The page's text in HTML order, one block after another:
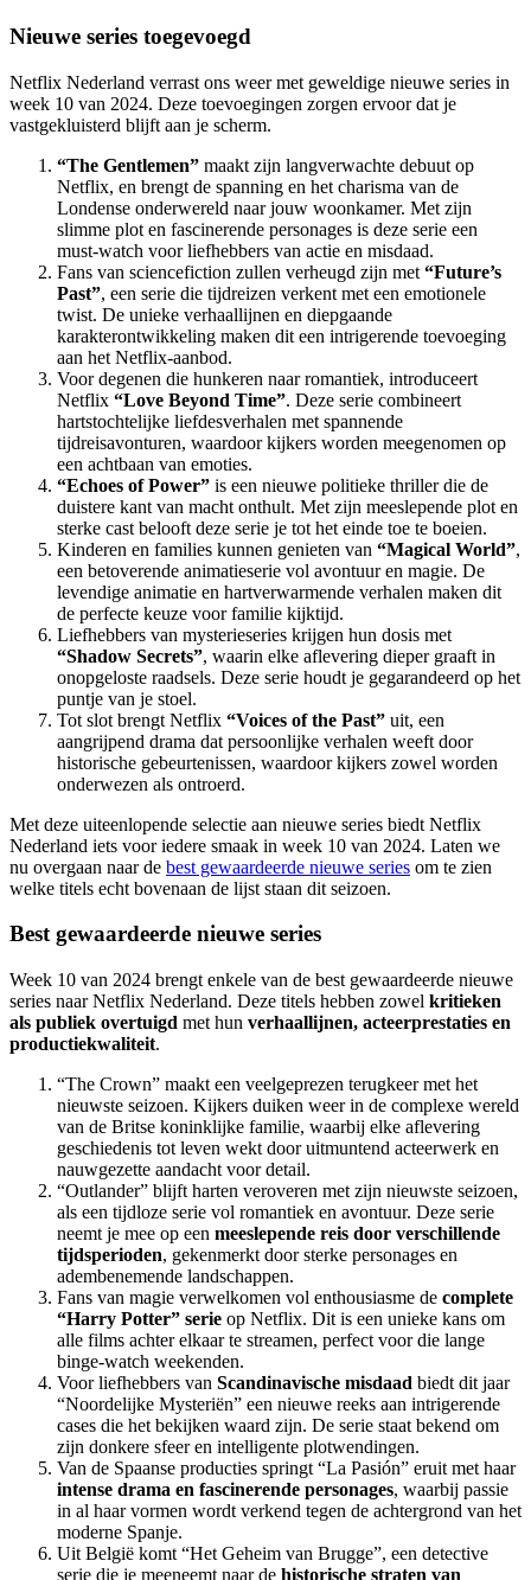
Nieuwe series toegevoegd
Netflix Nederland verrast ons weer met geweldige nieuwe series in
week 10 van 2024. Deze toevoegingen zorgen ervoor dat je
vastgekluisterd blijft aan je scherm.
“The Gentlemen” maakt zijn langverwachte debuut op
Netflix, en brengt de spanning en het charisma van de
Londense onderwereld naar jouw woonkamer. Met zijn
slimme plot en fascinerende personages is deze serie een
must-watch voor liefhebbers van actie en misdaad.
Fans van sciencefiction zullen verheugd zijn met “Future’s
Past”, een serie die tijdreizen verkent met een emotionele
twist. De unieke verhaallijnen en diepgaande
karakterontwikkeling maken dit een intrigerende toevoeging
aan het Netflix-aanbod.
Voor degenen die hunkeren naar romantiek, introduceert
Netflix “Love Beyond Time”. Deze serie combineert
hartstochtelijke liefdesverhalen met spannende
tijdreisavonturen, waardoor kijkers worden meegenomen op
een achtbaan van emoties.
“Echoes of Power” is een nieuwe politieke thriller die de
duistere kant van macht onthult. Met zijn meeslepende plot en
sterke cast belooft deze serie je tot het einde toe te boeien.
Kinderen en families kunnen genieten van “Magical World”,
een betoverende animatieserie vol avontuur en magie. De
levendige animatie en hartverwarmende verhalen maken dit
de perfecte keuze voor familie kijktijd.
Liefhebbers van mysterieseries krijgen hun dosis met
“Shadow Secrets”, waarin elke aflevering dieper graaft in
onopgeloste raadsels. Deze serie houdt je gegarandeerd op het
puntje van je stoel.
Tot slot brengt Netflix “Voices of the Past” uit, een
aangrijpend drama dat persoonlijke verhalen weeft door
historische gebeurtenissen, waardoor kijkers zowel worden
onderwezen als ontroerd.
Met deze uiteenlopende selectie aan nieuwe series biedt Netflix
Nederland iets voor iedere smaak in week 10 van 2024. Laten we
nu overgaan naar de best gewaardeerde nieuwe series om te zien
welke titels echt bovenaan de lijst staan dit seizoen.
Best gewaardeerde nieuwe series
Week 10 van 2024 brengt enkele van de best gewaardeerde nieuwe
series naar Netflix Nederland. Deze titels hebben zowel kritieken
als publiek overtuigd met hun verhaallijnen, acteerprestaties en
productiekwaliteit.
“The Crown” maakt een veelgeprezen terugkeer met het
nieuwste seizoen. Kijkers duiken weer in de complexe wereld
van de Britse koninklijke familie, waarbij elke aflevering
geschiedenis tot leven wekt door uitmuntend acteerwerk en
nauwgezette aandacht voor detail.
“Outlander” blijft harten veroveren met zijn nieuwste seizoen,
als een tijdloze serie vol romantiek en avontuur. Deze serie
neemt je mee op een meeslepende reis door verschillende
tijdsperioden, gekenmerkt door sterke personages en
adembenemende landschappen.
Fans van magie verwelkomen vol enthousiasme de complete
“Harry Potter” serie op Netflix. Dit is een unieke kans om
alle films achter elkaar te streamen, perfect voor die lange
binge-watch weekenden.
Voor liefhebbers van Scandinavische misdaad biedt dit jaar
“Noordelijke Mysteriën” een nieuwe reeks aan intrigerende
cases die het bekijken waard zijn. De serie staat bekend om
zijn donkere sfeer en intelligente plotwendingen.
Van de Spaanse producties springt “La Pasión” eruit met haar
intense drama en fascinerende personages, waarbij passie
in al haar vormen wordt verkend tegen de achtergrond van het
moderne Spanje.
Uit België komt “Het Geheim van Brugge”, een detective
serie die je meeneemt naar de historische straten van